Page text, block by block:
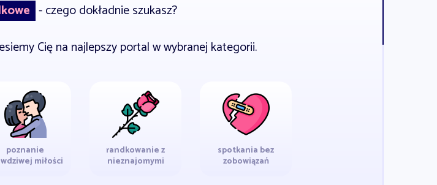
- czego dokładnie szukasz?
Cię na najlepszy portal w wybranej kategorii.
poznanie
miłości
randkowanie z
nieznajomymi
spotkania bez
zobowiązań